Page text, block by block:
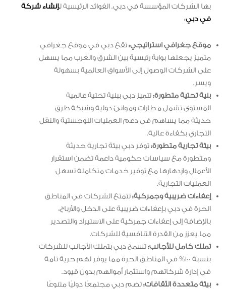
بها الشركات المؤسسة في دبي. الفوائد الرئيسية لإنشاء شركة
في دبي:
موقع جغرافي استراتيجي:تقع دبي في موقع جغرافي
متميز يجعلها بوابة رئيسية بين الشرق والغرب مما يسهل
على الشركات الوصول إلى الأسواق العالمية بسهولة
ويسر.
بنية تحتية متطورة:تتميز دبي ببنية تحتية عالمية
المستوى تشمل مطارات وموانئ دولية وشبكة طرق
حديثة مما يساهم في دعم العمليات اللوجستية والنقل
التجاري بكفاءة عالية.
بيئة تجارية متطورة:توفر دبي بيئة تجارية حديثة
ومتطورة مع سياسات حكومية داعمة تضمن استقرار
الأعمال وازدهارها مع توفير خدمات متكاملة تسهل
العمليات التجارية.
إعفاءات ضريبية وجمركية:تتمتع الشركات في المناطق
الحرة في دبي بإعفاءات ضريبية على الدخل والأرباح،
بالإضافة إلى إعفاءات جمركية على الاستيراد والتصدير
مما يعزز من القدرة التنافسية للشركات.
تملك كامل للأجانب:تسمح دبي بتملك الأجانب للشركات
بنسبة 100% في المناطق الحرة مما يوفر لهم حرية تامة
في إدارة شركاتهم واستثمار أموالهم بدون قيود.
بيئة متعددة الثقافات:تضم دبي مجتمعًا دوليًا متنوعًا